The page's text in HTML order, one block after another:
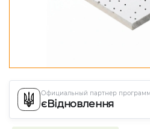
Официальный партнер
єВідновлення